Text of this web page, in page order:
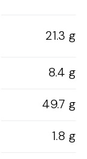
21.3 g
8.4 g
49.7 g
1.8 g